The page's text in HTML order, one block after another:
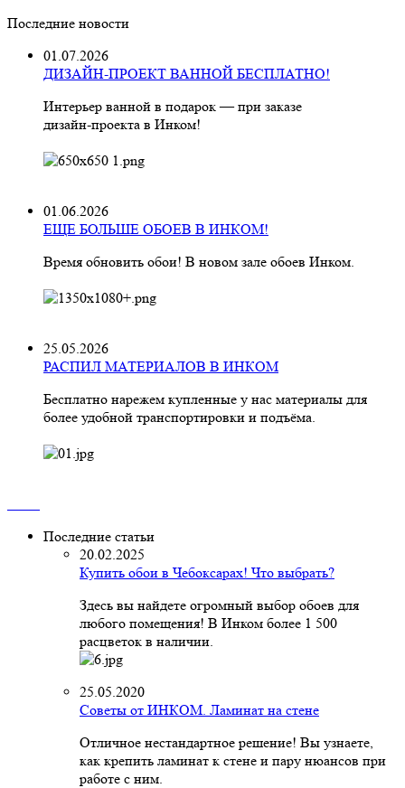
Последние новости
01.07.2026
ДИЗАЙН-ПРОЕКТ ВАННОЙ БЕСПЛАТНО!
Интерьер ванной в подарок — при заказе
дизайн‑проекта в Инком!
01.06.2026
ЕЩЕ БОЛЬШЕ ОБОЕВ В ИНКОМ!
Время обновить обои! В новом зале обоев Инком.
25.05.2026
РАСПИЛ МАТЕРИАЛОВ В ИНКОМ
Бесплатно нарежем купленные у нас материалы для
более удобной транспортировки и подъёма.
Последние статьи
20.02.2025
Купить обои в Чебоксарах! Что выбрать?
Здесь вы найдете огромный выбор обоев для
любого помещения! В Инком более 1 500
расцветок в наличии.
25.05.2020
Советы от ИНКОМ. Ламинат на стене
Отличное нестандартное решение! Вы узнаете,
как крепить ламинат к стене и пару нюансов при
работе с ним.